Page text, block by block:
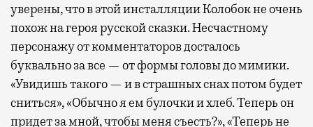
уверены, что в этой инсталляции Колобок не очень
похож на героя русской сказки. Несчастному
персонажу от комментаторов досталось
буквально за все — от формы головы до мимики.
«Увидишь такого — и в страшных снах потом будет
сниться», «Обычно я ем булочки и хлеб. Теперь он
придет за мной, чтобы меня съесть?», «Теперь не